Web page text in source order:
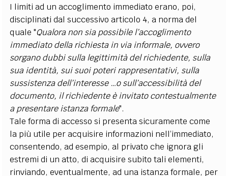
I limiti ad un accoglimento immediato erano, poi,
disciplinati dal successivo articolo 4, a norma del
quale "Qualora non sia possibile l’accoglimento
immediato della richiesta in via informale, ovvero
sorgano dubbi sulla legittimità del richiedente, sulla
sua identità, sui suoi poteri rappresentativi, sulla
sussistenza dell’interesse …o sull’accessibilità del
documento, il richiedente è invitato contestualmente
a presentare istanza formale".
Tale forma di accesso si presenta sicuramente come
la più utile per acquisire informazioni nell’immediato,
consentendo, ad esempio, al privato che ignora gli
estremi di un atto, di acquisire subito tali elementi,
rinviando, eventualmente, ad una istanza formale, per